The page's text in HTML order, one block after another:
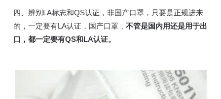
四、辨别LA标志和QS认证，非国产口罩，只要是正规进来
的，一定要有LA认证，国产口罩， 不管是国内用还是用于出
口，都一定要有QS和LA认证。